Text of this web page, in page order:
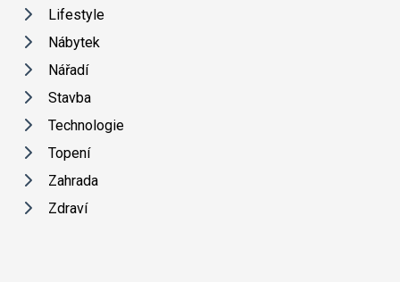
Lifestyle
Nábytek
Nářadí
Stavba
Technologie
Topení
Zahrada
Zdraví